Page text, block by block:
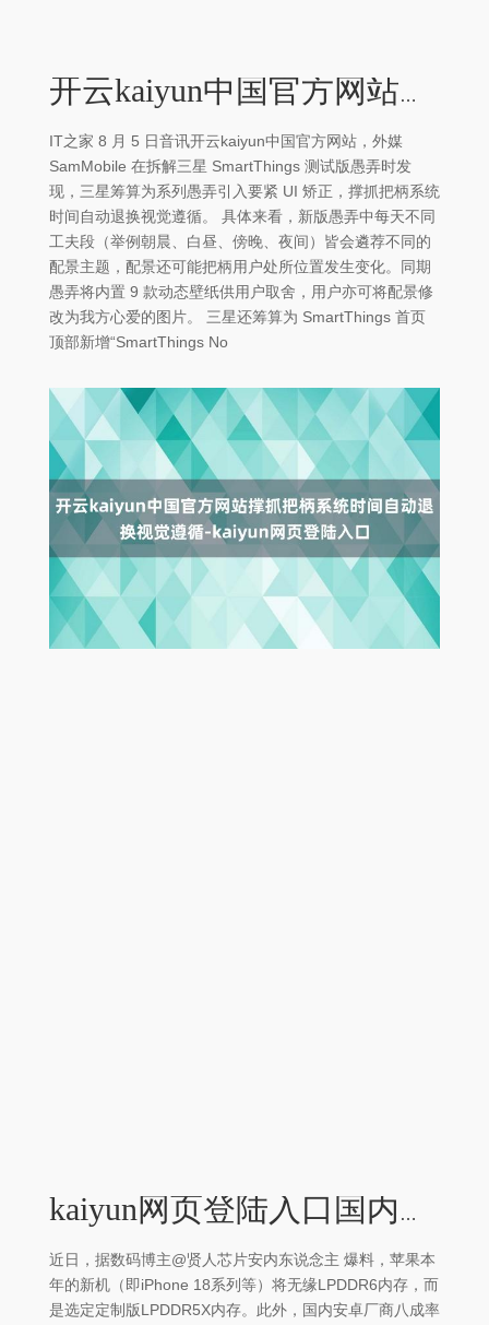
开云kaiyun中国官方网站撑抓把柄系统时间自动退换视觉遵循-kaiyun网页登陆入口
IT之家 8 月 5 日音讯开云kaiyun中国官方网站，外媒
SamMobile 在拆解三星 SmartThings 测试版愚弄时发
现，三星筹算为系列愚弄引入要紧 UI 矫正，撑抓把柄系统
时间自动退换视觉遵循。 具体来看，新版愚弄中每天不同
工夫段（举例朝晨、白昼、傍晚、夜间）皆会遴荐不同的
配景主题，配景还可能把柄用户处所位置发生变化。同期
愚弄将内置 9 款动态壁纸供用户取舍，用户亦可将配景修
改为我方心爱的图片。 三星还筹算为 SmartThings 首页
顶部新增“SmartThings No
kaiyun网页登陆入口国内安卓厂商八成率齐不会为新机搭配LPDDR6内存-kaiyun网页登陆入口
近日，据数码博主@贤人芯片安内东说念主 爆料，苹果本
年的新机（即iPhone 18系列等）将无缘LPDDR6内存，而
是选定定制版LPDDR5X内存。此外，国内安卓厂商八成率